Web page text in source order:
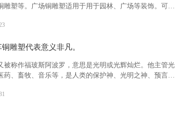
雕塑等。广场铜雕塑适用于用于园林、广场等装饰。可供
雕塑代表意义非凡。
被称作福玻斯阿波罗，意思是光明或光辉灿烂。他主管光
药、畜牧、音乐等，是人类的保护神、光明之神、预言之
座浮岛提洛岛之上。